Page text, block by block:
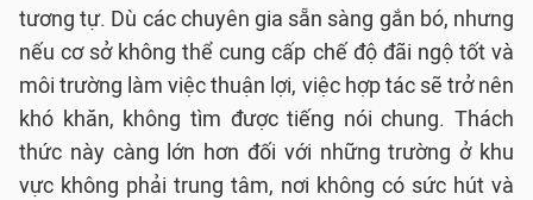
tương tự. Dù các chuyên gia sẵn sàng gắn bó, nhưng
nếu cơ sở không thể cung cấp chế độ đãi ngộ tốt và
môi trường làm việc thuận lợi, việc hợp tác sẽ trở nên
khó khăn, không tìm được tiếng nói chung. Thách
thức này càng lớn hơn đối với những trường ở khu
vực không phải trung tâm, nơi không có sức hút và